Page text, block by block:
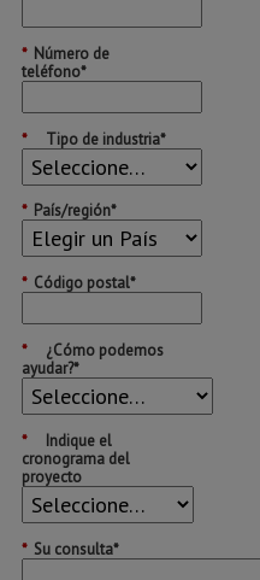
* Número de
teléfono*
* Tipo de industria*
* País/región*
* Código postal*
*
¿Cómo podemos
ayudar?*
*
Indique el
cronograma del
proyecto
* Su consulta*